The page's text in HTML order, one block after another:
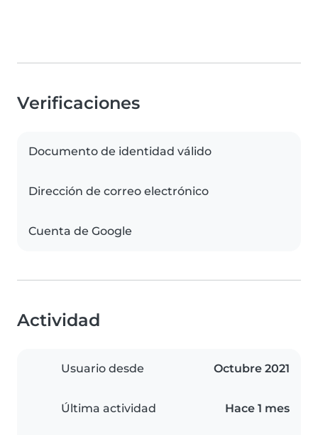
Verificaciones
Documento de identidad válido
Dirección de correo electrónico
Cuenta de Google
Actividad
Usuario desde Octubre 2021
Última actividad Hace 1 mes